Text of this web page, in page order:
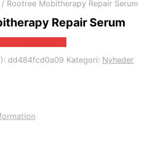
/ Rootree Mobitherapy Repair Serum
Repair Serum
dd484fcd0a09 Kategori: Nyheder